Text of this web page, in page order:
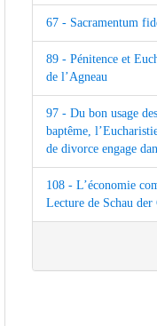
67 - Sacramentum
89 - Pénitence et
de l’Agneau
97 - Du bon usage
baptême,
de divorce engage
108 - L’économie
Lecture de Schau der